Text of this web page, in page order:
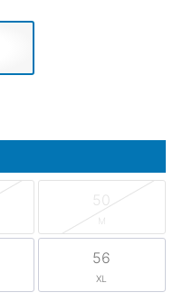
50
M
56
XL